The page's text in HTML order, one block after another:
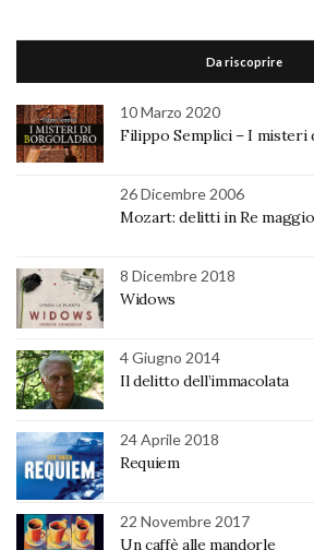
Da riscoprire
10 Marzo 2020
Filippo Semplici – I misteri
26 Dicembre 2006
Mozart: delitti in Re
8 Dicembre 2018
Widows
4 Giugno 2014
Il delitto dell’immacolata
24 Aprile 2018
Requiem
22 Novembre 2017
Un caffè alle mandorle